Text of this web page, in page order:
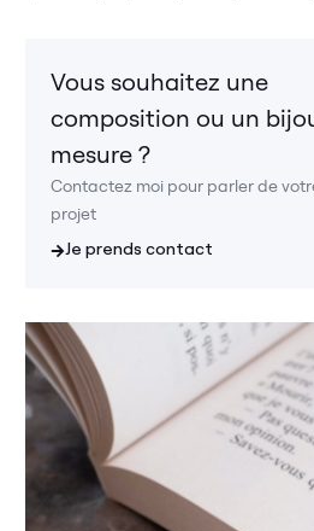
Vous souhaitez une
composition ou un
mesure ?
Contactez moi pour parler de
projet
Je prends contact